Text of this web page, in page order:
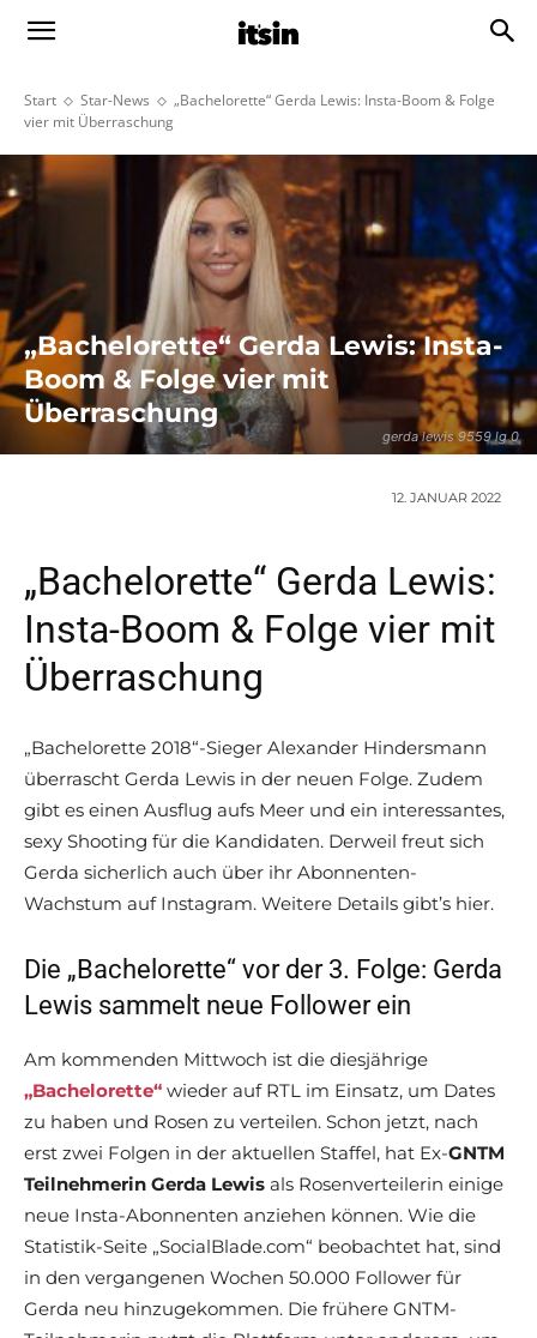
Start Star-News
„Bachelorette“ Gerda Lewis: Insta-Boom & Folge
vier mit Überraschung
gerda lewis 9559 lg 0
„Bachelorette“ Gerda Lewis: Insta-
Boom & Folge vier mit
Überraschung
12. JANUAR 2022
„Bachelorette“ Gerda Lewis:
Insta-Boom & Folge vier mit
Überraschung
„Bachelorette 2018“-Sieger Alexander Hindersmann
überrascht Gerda Lewis in der neuen Folge. Zudem
gibt es einen Ausflug aufs Meer und ein interessantes,
sexy Shooting für die Kandidaten. Derweil freut sich
Gerda sicherlich auch über ihr Abonnenten-
Wachstum auf Instagram. Weitere Details gibt’s hier.
Die „Bachelorette“ vor der 3. Folge: Gerda
Lewis sammelt neue Follower ein
Am kommenden Mittwoch ist die diesjährige
„Bachelorette“ wieder auf RTL im Einsatz, um Dates
zu haben und Rosen zu verteilen. Schon jetzt, nach
erst zwei Folgen in der aktuellen Staffel, hat Ex-GNTM
Teilnehmerin Gerda Lewis als Rosenverteilerin einige
neue Insta-Abonnenten anziehen können. Wie die
Statistik-Seite „SocialBlade.com“ beobachtet hat, sind
in den vergangenen Wochen 50.000 Follower für
Gerda neu hinzugekommen. Die frühere GNTM-